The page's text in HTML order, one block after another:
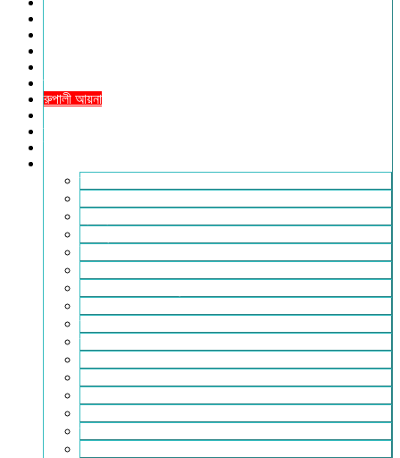
রুপালী আয়না